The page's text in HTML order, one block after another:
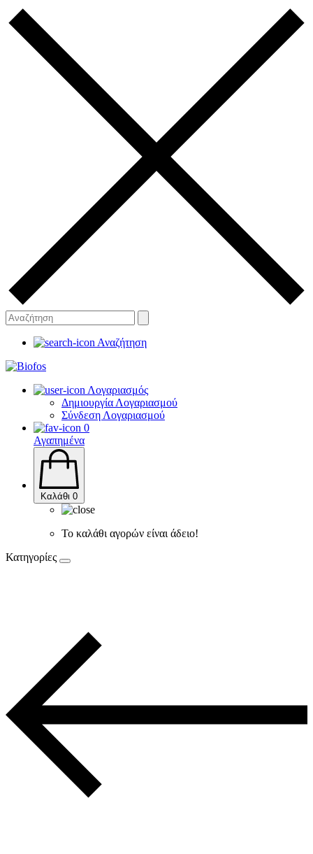
Αναζήτηση
Λογαριασμός
Δημιουργία Λογαριασμού
Σύνδεση Λογαριασμού
0
Αγαπημένα
Καλάθι 0
Το καλάθι αγορών είναι άδειο!
Κατηγορίες